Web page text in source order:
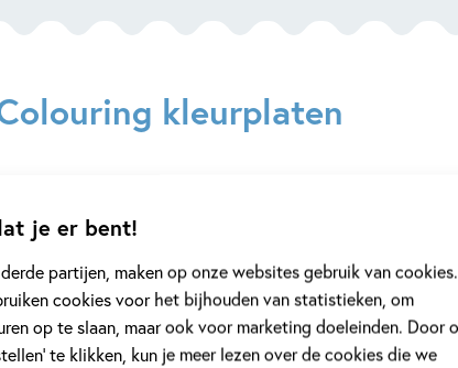
je er bent!
partijen, maken op onze websites gebruik van cookies.
cookies voor het bijhouden van statistieken, om
op te slaan, maar ook voor marketing doeleinden. Door
te klikken, kun je meer lezen over de cookies die we
kleurplaten